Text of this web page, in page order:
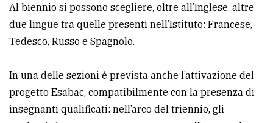
Al biennio si possono scegliere, oltre all’Inglese, altre
due lingue tra quelle presenti nell’Istituto: Francese,
Tedesco, Russo e Spagnolo.
In una delle sezioni è prevista anche l’attivazione del
progetto Esabac, compatibilmente con la presenza di
insegnanti qualificati: nell’arco del triennio, gli